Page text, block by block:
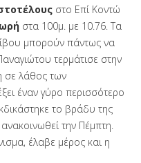
στο Επί Κοντώ
στα 100μ. με 10.76. Τα
μπορούν πάντως να
τερμάτισε στην
σε λάθος των
έναν γύρο περισσότερο
το βράδυ της
την Πέμπτη.
έλαβε μέρος και η